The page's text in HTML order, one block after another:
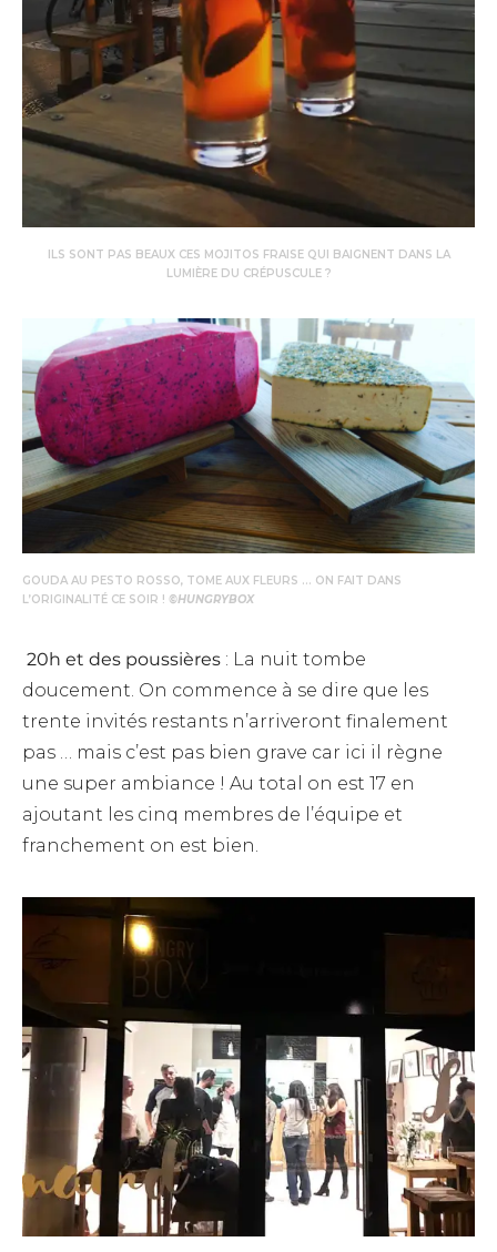
ILS SONT PAS BEAUX CES MOJITOS FRAISE QUI BAIGNENT DANS LA
LUMIÈRE DU CRÉPUSCULE ?
GOUDA AU PESTO ROSSO, TOME AUX FLEURS … ON FAIT DANS
L’ORIGINALITÉ CE SOIR ! ©HUNGRYBOX
20h et des poussières : La nuit tombe
doucement. On commence à se dire que les
trente invités restants n’arriveront finalement
pas … mais c’est pas bien grave car ici il règne
une super ambiance ! Au total on est 17 en
ajoutant les cinq membres de l’équipe et
franchement on est bien.